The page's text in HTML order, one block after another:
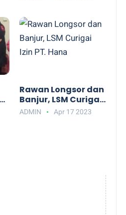
Rangai Indah
Rawan Longsor dan
Banjur, LSM Curigai
Izin PT. Hana
ADMIN Apr 17 2023